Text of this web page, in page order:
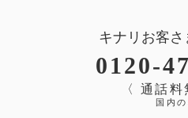
キナリお客
0120-
〈 通話料
国内